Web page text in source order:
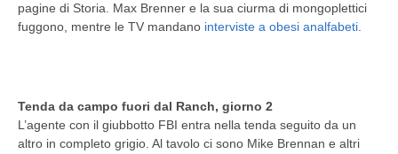
pagine di Storia. Max Brenner e la sua ciurma di mongoplettici
fuggono, mentre le TV mandano interviste a obesi analfabeti.
Tenda da campo fuori dal Ranch, giorno 2
L’agente con il giubbotto FBI entra nella tenda seguito da un
altro in completo grigio. Al tavolo ci sono Mike Brennan e altri